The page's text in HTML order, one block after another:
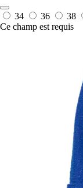
34 36 38
Ce champ est requis